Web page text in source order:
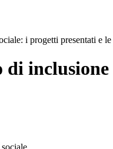
i progetti presentati e